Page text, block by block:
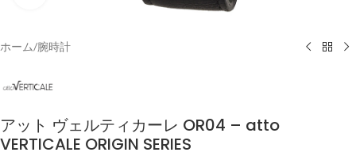
ホーム/腕時計
アット ヴェルティカーレ OR04 – atto
VERTICALE ORIGIN SERIES